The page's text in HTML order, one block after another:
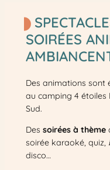
SOIRÉES
Des animations sont
au camping 4 étoiles
Sud.
Des soirées à thème
soirée karaoké, quiz,
disco…